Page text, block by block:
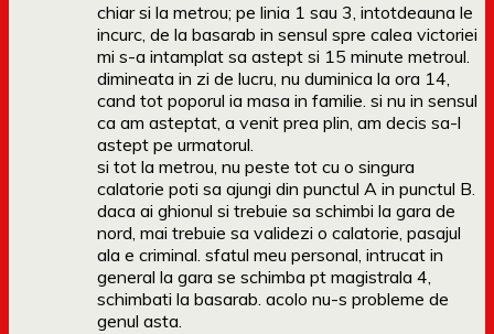
chiar si la metrou; pe linia 1 sau 3, intotdeauna le
incurc, de la basarab in sensul spre calea victoriei
mi s-a intamplat sa astept si 15 minute metroul.
dimineata in zi de lucru, nu duminica la ora 14,
cand tot poporul ia masa in familie. si nu in sensul
ca am asteptat, a venit prea plin, am decis sa-l
astept pe urmatorul.
si tot la metrou, nu peste tot cu o singura
calatorie poti sa ajungi din punctul A in punctul B.
daca ai ghionul si trebuie sa schimbi la gara de
nord, mai trebuie sa validezi o calatorie, pasajul
ala e criminal. sfatul meu personal, intrucat in
general la gara se schimba pt magistrala 4,
schimbati la basarab. acolo nu-s probleme de
genul asta.